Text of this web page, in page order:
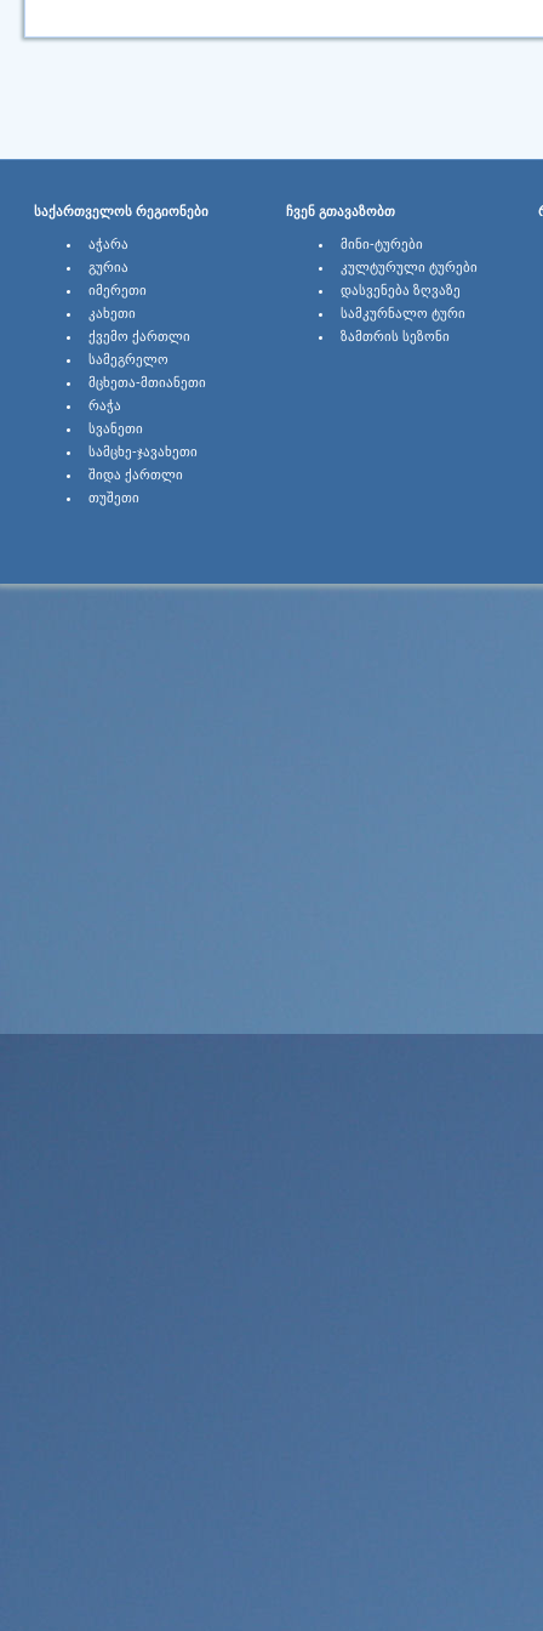
ᲡᲐᲥᲐᲠᲗᲕᲔᲚᲝᲡ ᲠᲔᲒᲘᲝᲜᲔᲑᲘ ᲩᲕᲔᲜ ᲒᲗᲐᲕᲐᲖᲝᲑᲗ
ᲐᲭᲐᲠᲐ
ᲒᲣᲠᲘᲐ
ᲘᲛᲔᲠᲔᲗᲘ
ᲙᲐᲮᲔᲗᲘ
ᲥᲕᲔᲛᲝ ᲥᲐᲠᲗᲚᲘ
ᲡᲐᲛᲔᲒᲠᲔᲚᲝ
ᲛᲪᲮᲔᲗᲐ-ᲛᲗᲘᲐᲜᲔᲗᲘ
ᲠᲐᲭᲐ
ᲡᲕᲐᲜᲔᲗᲘ
ᲡᲐᲛᲪᲮᲔ-ᲯᲐᲕᲐᲮᲔᲗᲘ
ᲨᲘᲓᲐ ᲥᲐᲠᲗᲚᲘ
ᲗᲣᲨᲔᲗᲘ
ᲛᲘᲜᲘ-ᲢᲣᲠᲔᲑᲘ
ᲙᲣᲚᲢᲣᲠᲣᲚᲘ ᲢᲣᲠᲔᲑᲘ
ᲓᲐᲡᲕᲔᲜᲔᲑᲐ ᲖᲦᲕᲐᲖᲔ
ᲡᲐᲛᲙᲣᲠᲜᲐᲚᲝ ᲢᲣᲠᲘ
ᲖᲐᲛᲗᲠᲘᲡ ᲡᲔᲖᲝᲜᲘ